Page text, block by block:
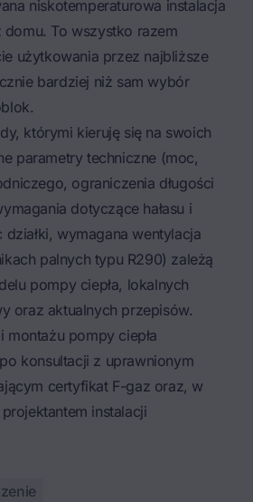
niskotemperaturowa instalacja
To wszystko razem
użytkowania przez najbliższe
bardziej niż sam wybór
którymi kieruję się na swoich
parametry techniczne (moc,
ograniczenia długości
dotyczące hałasu i
działki, wymagana wentylacja
palnych typu R290) zależą
pompy ciepła, lokalnych
oraz aktualnych przepisów.
pompy ciepła
konsultacji z uprawnionym
certyfikat F-gaz oraz, w
instalacji